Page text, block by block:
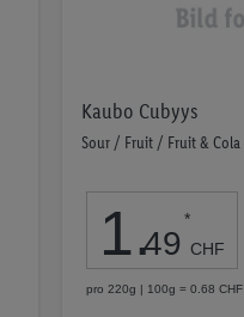
Kaubo Cubyys
Sour / Fruit / Fruit & Cola
1.49
*
CHF
pro 220g | 100g = 0.68 CHF